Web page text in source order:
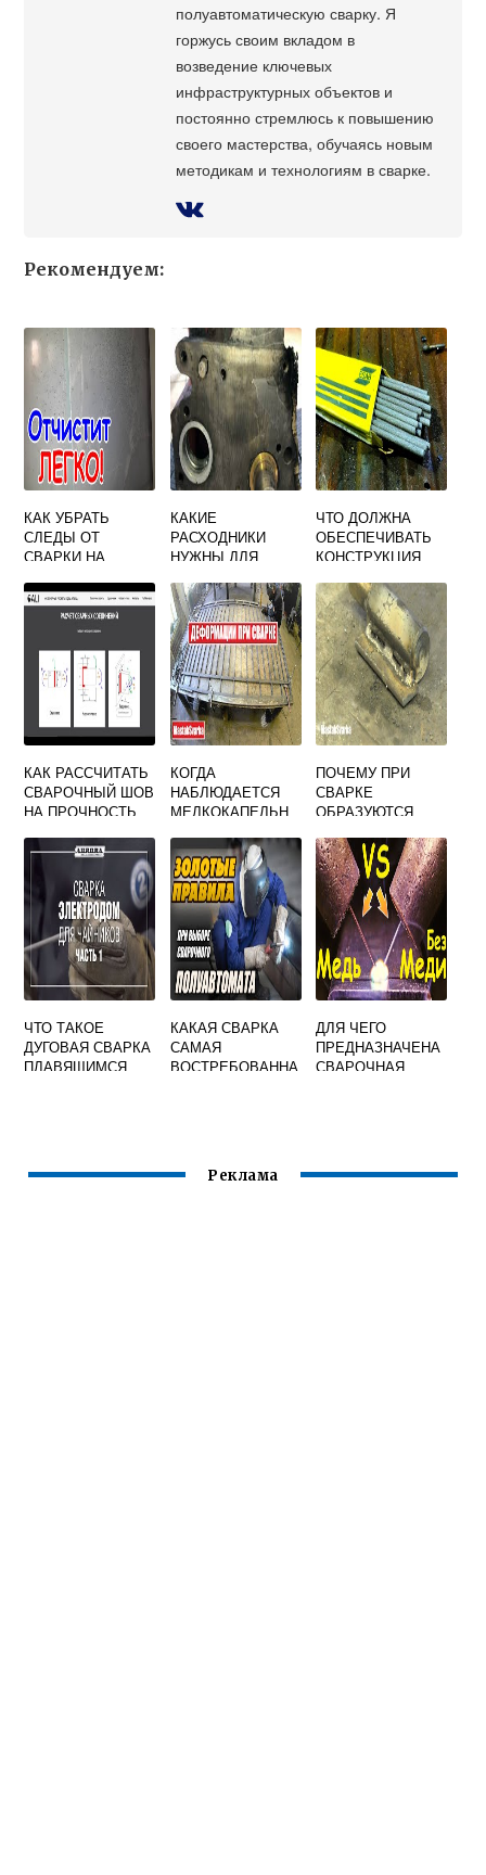
полуавтоматическую сварку. Я
горжусь своим вкладом в
возведение ключевых
инфраструктурных объектов и
постоянно стремлюсь к повышению
своего мастерства, обучаясь новым
методикам и технологиям в сварке.
Рекомендуем:
КАК УБРАТЬ
СЛЕДЫ ОТ
СВАРКИ НА
КАКИЕ
РАСХОДНИКИ
НУЖНЫ ДЛЯ
СВАРКИ
ЧТО ДОЛЖНА
ОБЕСПЕЧИВАТЬ
КОНСТРУКЦИЯ
АТЕЛЯ ДЛЯ
РУЧНОЙ СВАРКИ
КАК РАССЧИТАТЬ
СВАРОЧНЫЙ ШОВ
НА ПРОЧНОСТЬ
КОГДА
НАБЛЮДАЕТСЯ
МЕЛКОКАПЕЛЬН
МЕТАЛЛА ПРИ
СВАРКЕ В
ЗАЩИТНЫХ
ГАЗАХ
ПОЧЕМУ ПРИ
СВАРКЕ
ОБРАЗУЮТСЯ
ЧТО ТАКОЕ
ДУГОВАЯ СВАРКА
ПЛАВЯЩИМСЯ
КАКАЯ СВАРКА
САМАЯ
ВОСТРЕБОВАННА
ДЛЯ ЧЕГО
ПРЕДНАЗНАЧЕНА
СВАРОЧНАЯ
Реклама